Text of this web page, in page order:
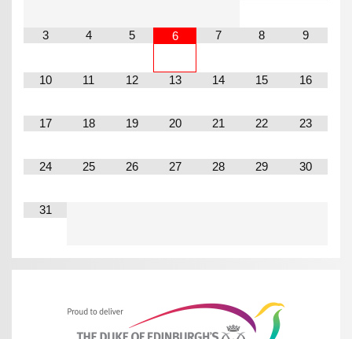
3 4 5 6 7 8 9
10 11 12 13 14 15 16
17 18 19 20 21 22 23
24 25 26 27 28 29 30
31